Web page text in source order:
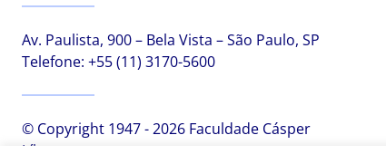
Av. Paulista, 900 – Bela Vista – São Paulo, SP
Telefone: +55 (11) 3170-5600
© Copyright 1947 - 2026 Faculdade Cásper
Líbero